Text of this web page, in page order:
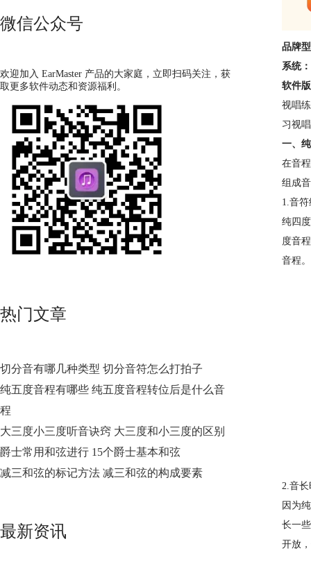
微信公众号
欢迎加入 EarMaster 产品的大家庭，立即扫码关注，获
取更多软件动态和资源福利。
热门文章
切分音有哪几种类型 切分音符怎么打拍子
纯五度音程有哪些 纯五度音程转位后是什么音
程
大三度小三度听音诀窍 大三度和小三度的区别
爵士常用和弦进行 15个爵士基本和弦
减三和弦的标记方法 减三和弦的构成要素
最新资讯
品牌型
系统：
软件版
视唱
习视
一、
在音
组成
1.音
纯四
度音
音程。
2.音长
因为
长一
开放